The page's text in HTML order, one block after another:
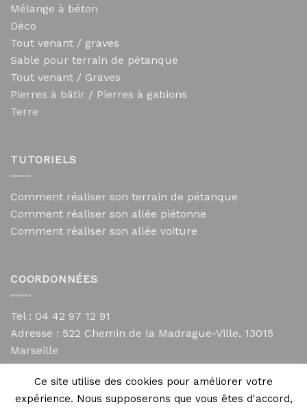
Mélange à béton
Déco
Tout venant / graves
Sable pour terrain de pétanque
Tout venant / Graves
Pierres à bâtir / Pierres à gabions
Terre
TUTORIELS
Comment réaliser son terrain de pétanque
Comment réaliser son allée piétonne
Comment réaliser son allée voiture
COORDONNÉES
Tel : 04 42 97 12 91
Adresse : 522 Chemin de la Madrague-Ville, 13015
Marseille
contact@mycailloux.com
Mentions légales
Ce site utilise des cookies pour améliorer votre
expérience. Nous supposerons que vous êtes d'accord,